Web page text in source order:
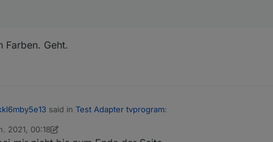
Farben. Geht.
said in Test Adapter tvprogram:
2021, 00:18